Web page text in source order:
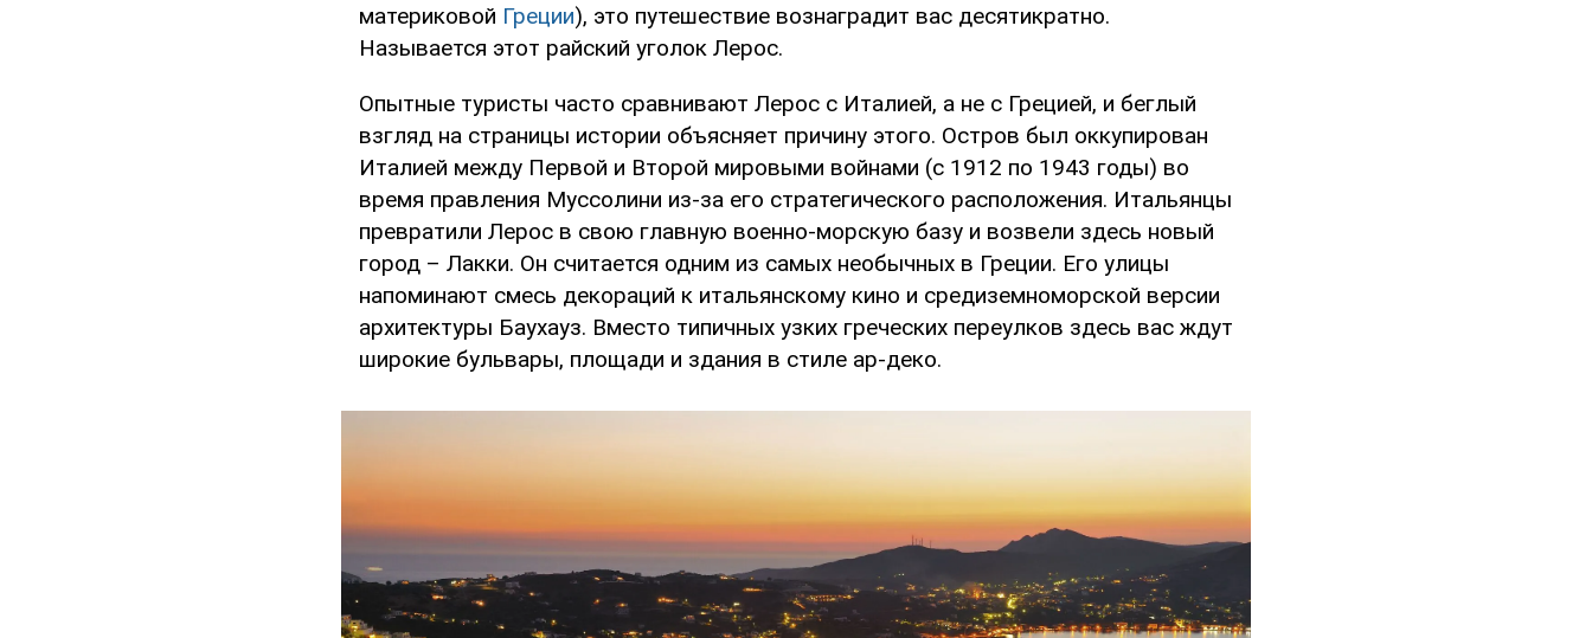
материковой Греции), это путешествие вознаградит вас десятикратно.
Называется этот райский уголок Лерос.
Опытные туристы часто сравнивают Лерос с Италией, а не с Грецией, и беглый
взгляд на страницы истории объясняет причину этого. Остров был оккупирован
Италией между Первой и Второй мировыми войнами (с 1912 по 1943 годы) во
время правления Муссолини из-за его стратегического расположения. Итальянцы
превратили Лерос в свою главную военно-морскую базу и возвели здесь новый
город – Лакки. Он считается одним из самых необычных в Греции. Его улицы
напоминают смесь декораций к итальянскому кино и средиземноморской версии
архитектуры Баухауз. Вместо типичных узких греческих переулков здесь вас ждут
широкие бульвары, площади и здания в стиле ар-деко.